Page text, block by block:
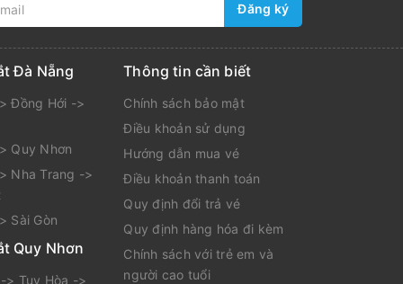
Đăng ký
Đà Nẵng
Đồng Hới ->
Quy Nhơn
Nha Trang ->
Sài Gòn
Quy Nhơn
> Tuy Hòa ->
Thông tin cần biết
Chính sách bảo mật
Điều khoản sử dụng
Hướng dẫn mua vé
Điều khoản thanh toán
Quy định đổi trả vé
Quy định hàng hóa đi kèm
Chính sách với trẻ em và
người cao tuổi